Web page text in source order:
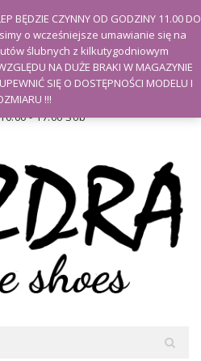
stronie Kozdra
konto
sklepu
- 17.00 Sob
BĘDZIE CZYNNY OD GODZINY 11.00 DO
o wcześniejsze umawianie się na
ślubnych z kilkutygodniowym
NA DUŻE BRAKI W MAGAZYNIE
SIĘ O DOSTĘPNOŚCI MODELU I
!!!